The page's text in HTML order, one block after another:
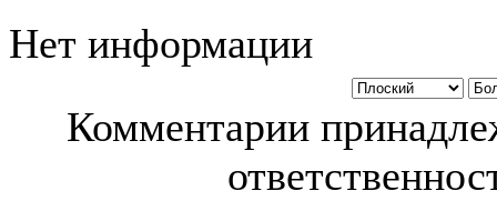
Нет информации
Комментарии